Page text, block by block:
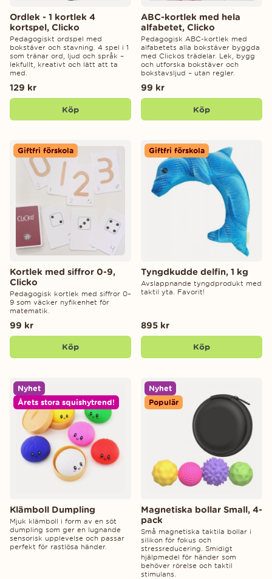
Ordlek - 1 kortlek 4
kortspel, Clicko
Pedagogiskt ordspel med
bokstäver och stavning. 4 spel i 1
som tränar ord, ljud och språk –
lekfullt, kreativt och lätt att ta
med.
129 kr
Köp
ABC-kortlek med hela
alfabetet, Clicko
Pedagogisk ABC-kortlek med
alfabetets alla bokstäver byggda
med Clickos trädelar. Lek, bygg
och utforska bokstäver och
bokstavsljud – utan regler.
99 kr
Köp
Giftfri förskola
Kortlek med siffror 0-9,
Clicko
Pedagogisk kortlek med siffror 0–
9 som väcker nyfikenhet för
matematik.
99 kr
Köp
Giftfri förskola
Tyngdkudde delfin, 1 kg
Avslappnande tyngdprodukt med
taktil yta. Favorit!
895 kr
Köp
Nyhet
Årets stora squishytrend!
Klämboll Dumpling
Mjuk klämboll i form av en söt
dumpling som ger en lugnande
sensorisk upplevelse och passar
perfekt för rastlösa händer.
Nyhet
Populär
Magnetiska bollar Small, 4-
pack
Små magnetiska taktila bollar i
silikon för fokus och
stressreducering. Smidigt
hjälpmedel för händer som
behöver rörelse och taktil
stimulans.